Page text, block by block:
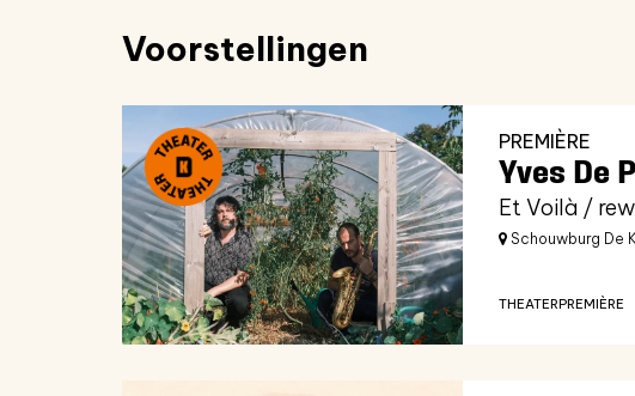
Voorstellingen
Yves De
Et Voilà /
PREMIÈRE
Schouwburg De
THEATERPREMIÈRE